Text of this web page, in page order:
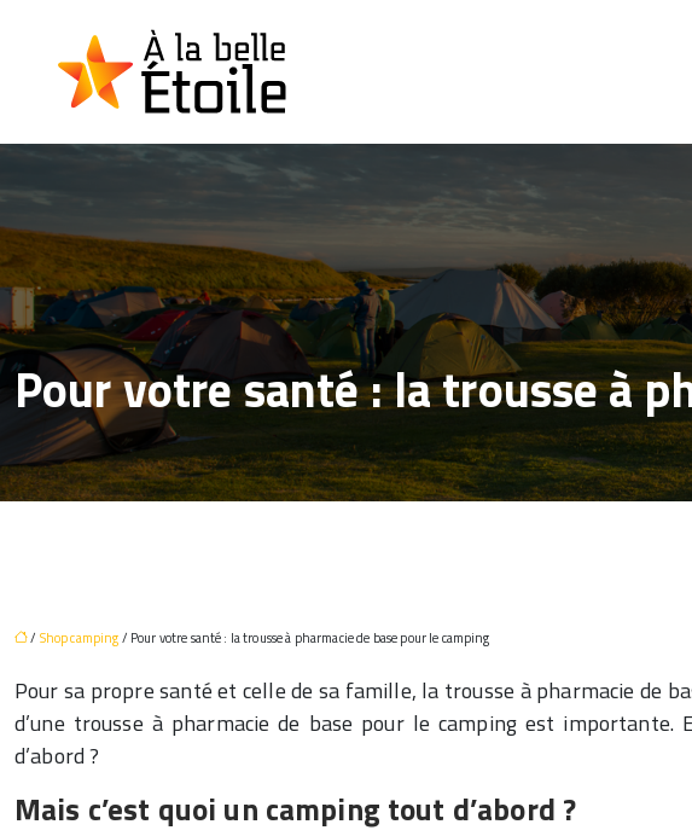
Pour votre santé : la trousse à
/ Shop camping/ Pour votre santé : la trousse à pharmacie de base pour le camping
Pour sa propre santé et celle de sa famille, la trousse à pharmacie de
d’une trousse à pharmacie de base pour le camping est
d’abord ?
Mais c’est quoi un camping tout d’abord ?